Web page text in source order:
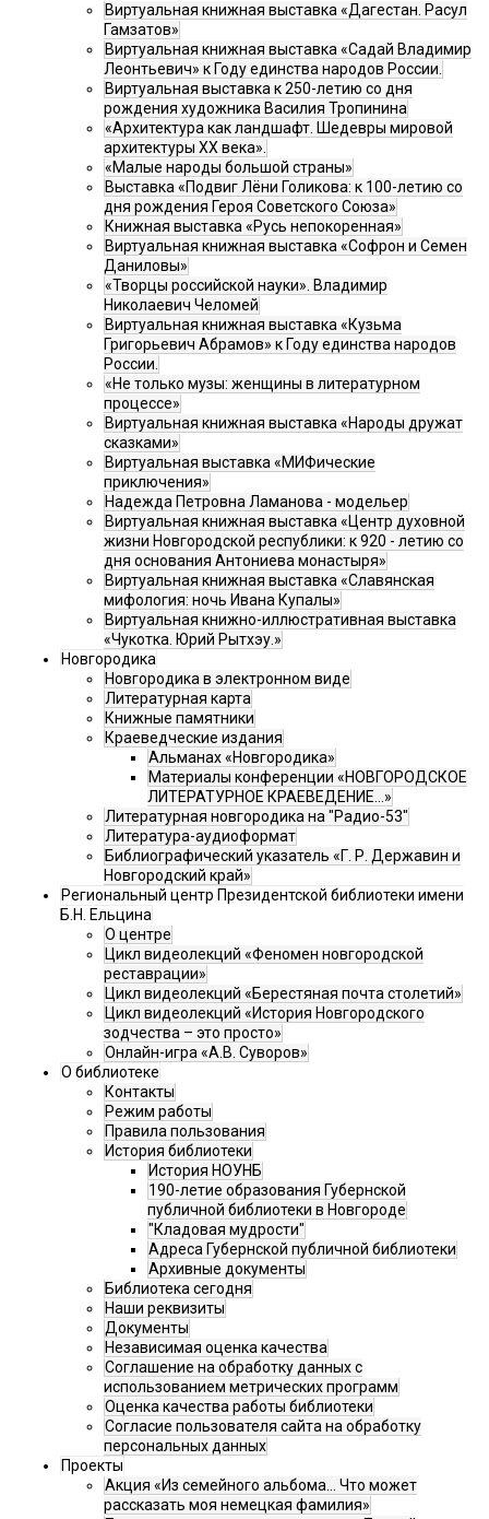
Виртуальная книжная выставка «Дагестан. Расул
Гамзатов»
Виртуальная книжная выставка «Садай Владимир
Леонтьевич» к Году единства народов России.
Виртуальная выставка к 250-летию со дня
рождения художника Василия Тропинина
«Архитектура как ландшафт. Шедевры мировой
архитектуры XX века».
«Малые народы большой страны»
Выставка «Подвиг Лёни Голикова: к 100-летию со
дня рождения Героя Советского Союза»
Книжная выставка «Русь непокоренная»
Виртуальная книжная выставка «Софрон и Семен
Даниловы»
«Творцы российской науки». Владимир
Николаевич Челомей
Виртуальная книжная выставка «Кузьма
Григорьевич Абрамов» к Году единства народов
России.
«Не только музы: женщины в литературном
процессе»
Виртуальная книжная выставка «Народы дружат
сказками»
Виртуальная выставка «МИФические
приключения»
Надежда Петровна Ламанова - модельер
Виртуальная книжная выставка «Центр духовной
жизни Новгородской республики: к 920 - летию со
дня основания Антониева монастыря»
Виртуальная книжная выставка «Славянская
мифология: ночь Ивана Купалы»
Виртуальная книжно-иллюстративная выставка
«Чукотка. Юрий Рытхэу.»
Новгородика
Новгородика в электронном виде
Литературная карта
Книжные памятники
Краеведческие издания
Альманах «Новгородика»
Материалы конференции «НОВГОРОДСКОЕ
ЛИТЕРАТУРНОЕ КРАЕВЕДЕНИЕ...»
Литературная новгородика на "Радио-53"
Литература-аудиоформат
Библиографический указатель «Г. Р. Державин и
Новгородский край»
Региональный центр Президентской библиотеки имени
Б.Н. Ельцина
О центре
Цикл видеолекций «Феномен новгородской
реставрации»
Цикл видеолекций «Берестяная почта столетий»
Цикл видеолекций «История Новгородского
зодчества – это просто»
Онлайн-игра «А.В. Суворов»
О библиотеке
Контакты
Режим работы
Правила пользования
История библиотеки
История НОУНБ
190-летие образования Губернской
публичной библиотеки в Новгороде
"Кладовая мудрости"
Адреса Губернской публичной библиотеки
Архивные документы
Библиотека сегодня
Наши реквизиты
Документы
Независимая оценка качества
Соглашение на обработку данных с
использованием метрических программ
Оценка качества работы библиотеки
Согласие пользователя сайта на обработку
персональных данных
Проекты
Акция «Из семейного альбома... Что может
рассказать моя немецкая фамилия»